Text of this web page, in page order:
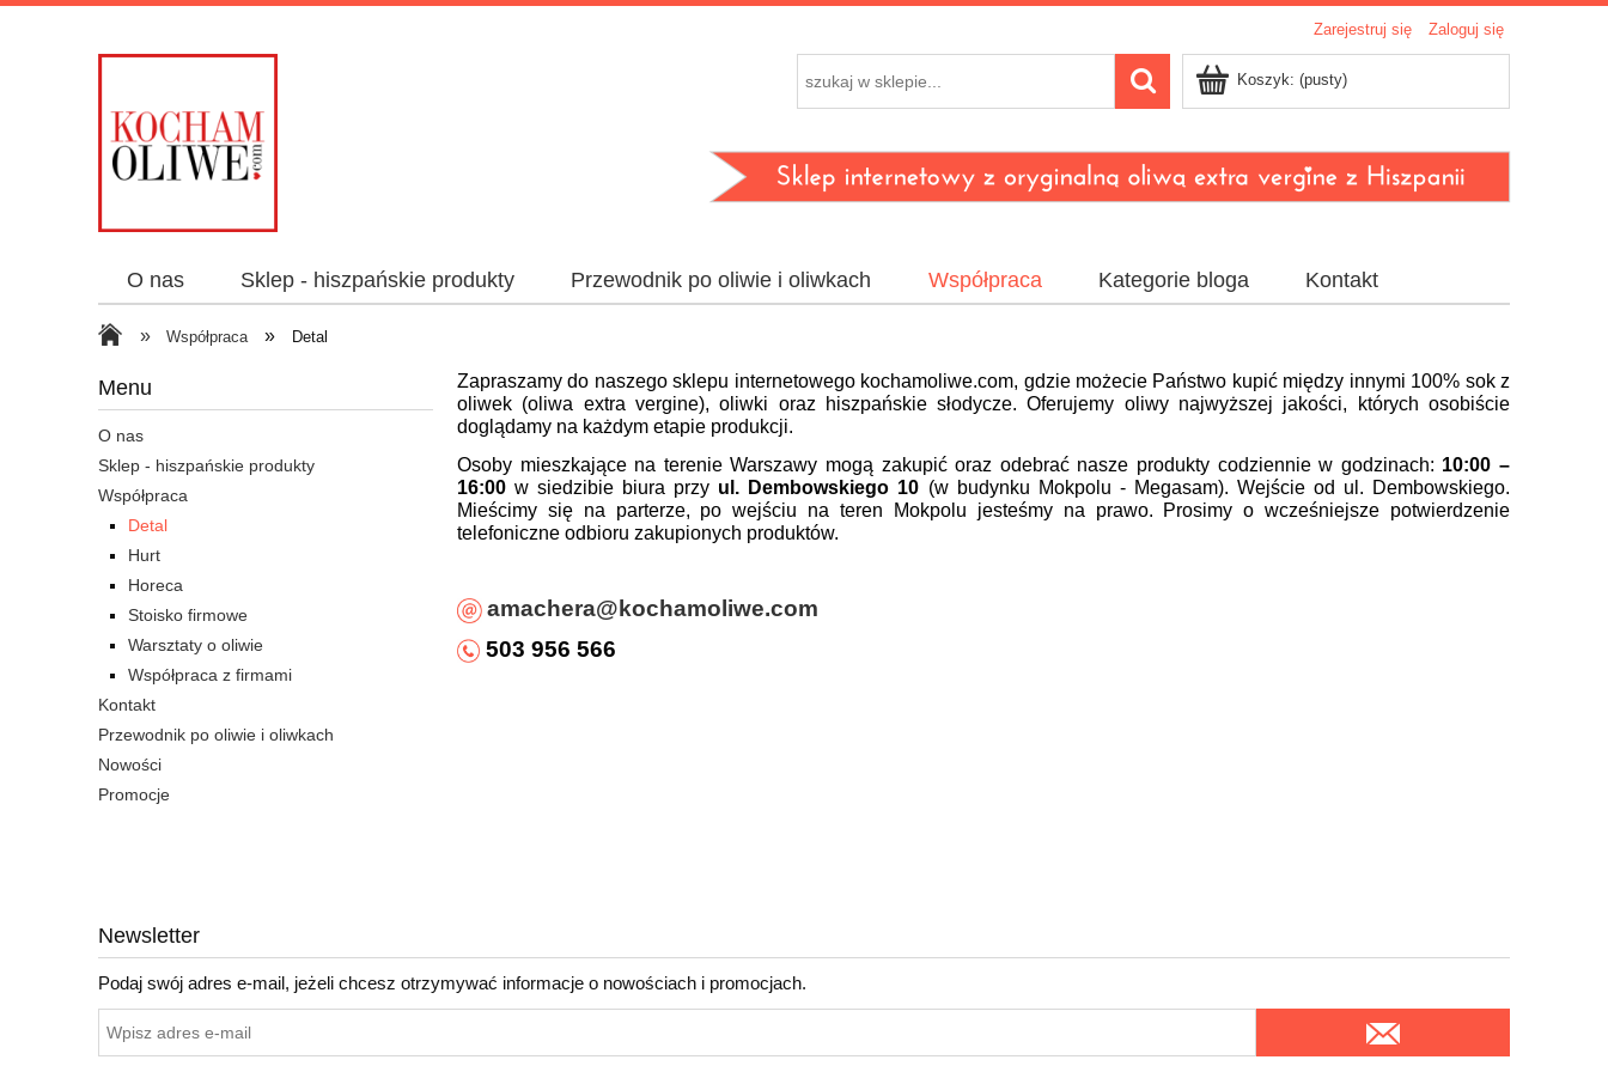
Zarejestruj się Zaloguj się
Koszyk: (pusty)
O nas Sklep - hiszpańskie produkty Przewodnik po oliwie i oliwkach Współpraca Kategorie bloga Kontakt
» Współpraca » Detal
Menu
O nas
Sklep - hiszpańskie produkty
Współpraca
Detal
Hurt
Horeca
Stoisko firmowe
Warsztaty o oliwie
Współpraca z firmami
Kontakt
Przewodnik po oliwie i oliwkach
Nowości
Promocje
Zapraszamy do naszego sklepu internetowego kochamoliwe.com, gdzie możecie Państwo kupić między innymi 100% sok z
oliwek (oliwa extra vergine), oliwki oraz hiszpańskie słodycze. Oferujemy oliwy najwyższej jakości, których osobiście
doglądamy na każdym etapie produkcji.
Osoby mieszkające na terenie Warszawy mogą zakupić oraz odebrać nasze produkty codziennie w godzinach: 10:00 –
16:00 w siedzibie biura przy ul. Dembowskiego 10 (w budynku Mokpolu - Megasam). Wejście od ul. Dembowskiego.
Mieścimy się na parterze, po wejściu na teren Mokpolu jesteśmy na prawo. Prosimy o wcześniejsze potwierdzenie
telefoniczne odbioru zakupionych produktów.
amachera@kochamoliwe.com
503 956 566
Newsletter
Podaj swój adres e-mail, jeżeli chcesz otrzymywać informacje o nowościach i promocjach.